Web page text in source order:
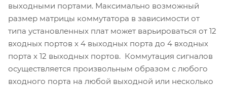
выходными портами. Максимально возможный
размер матрицы коммутатора в зависимости от
типа установленных плат может варьироваться от 12
входных портов х 4 выходных порта до 4 входных
порта х 12 выходных портов. Коммутация сигналов
осуществляется произвольным образом с любого
входного порта на любой выходной или несколько